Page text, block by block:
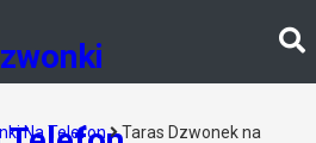
Na Telefon
Taras Dzwonek na